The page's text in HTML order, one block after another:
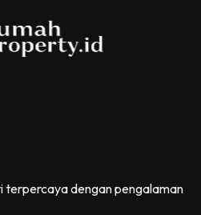
terpercaya dengan pengalaman